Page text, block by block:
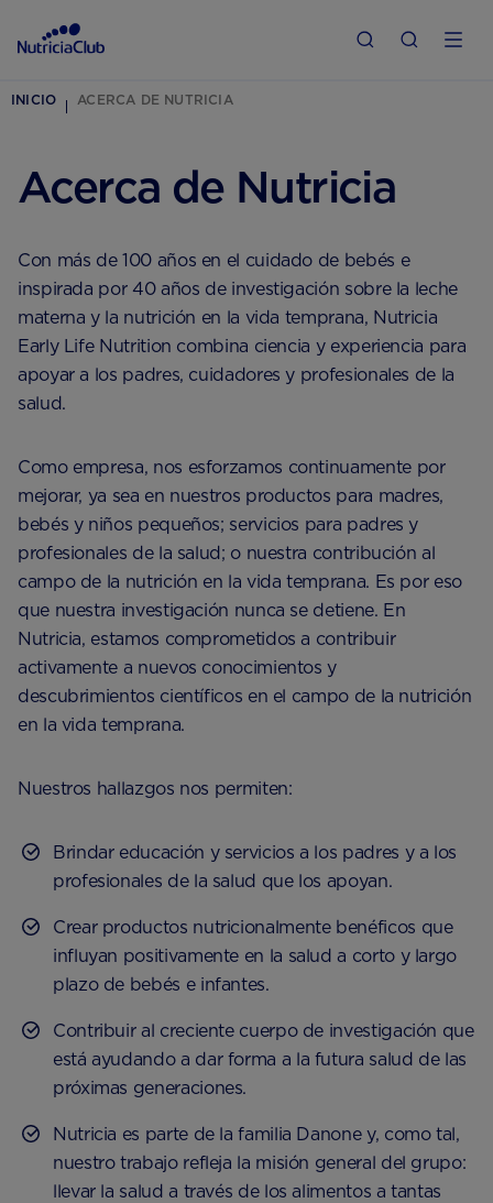
INICIO ACERCA DE NUTRICIA
Acerca de Nutricia
Con más de 100 años en el cuidado de bebés e
inspirada por 40 años de investigación sobre la leche
materna y la nutrición en la vida temprana, Nutricia
Early Life Nutrition combina ciencia y experiencia para
apoyar a los padres, cuidadores y profesionales de la
salud.
Como empresa, nos esforzamos continuamente por
mejorar, ya sea en nuestros productos para madres,
bebés y niños pequeños; servicios para padres y
profesionales de la salud; o nuestra contribución al
campo de la nutrición en la vida temprana. Es por eso
que nuestra investigación nunca se detiene. En
Nutricia, estamos comprometidos a contribuir
activamente a nuevos conocimientos y
descubrimientos científicos en el campo de la nutrición
en la vida temprana.
Nuestros hallazgos nos permiten:
Brindar educación y servicios a los padres y a los
profesionales de la salud que los apoyan.
Crear productos nutricionalmente benéficos que
influyan positivamente en la salud a corto y largo
plazo de bebés e infantes.
Contribuir al creciente cuerpo de investigación que
está ayudando a dar forma a la futura salud de las
próximas generaciones.
Nutricia es parte de la familia Danone y, como tal,
nuestro trabajo refleja la misión general del grupo:
llevar la salud a través de los alimentos a tantas